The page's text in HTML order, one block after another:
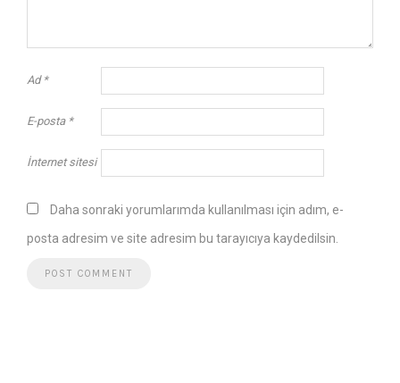
Ad *
E-posta *
İnternet sitesi
Daha sonraki yorumlarımda kullanılması için adım, e-
posta adresim ve site adresim bu tarayıcıya kaydedilsin.